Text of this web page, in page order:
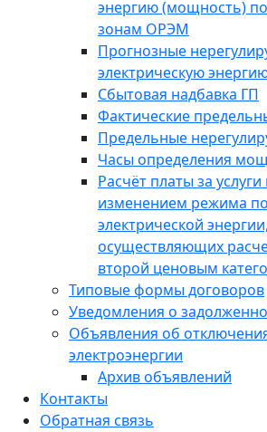
энергию (мощность)
зонам ОРЭМ
Прогнозные
электрическую
Сбытовая надбавка ГП
Фактические
Предельные
Часы определения
Расчёт платы за
изменением режима
электрической энергии,
осуществляющих
второй ценовым
Типовые формы договоров
Уведомления о
Объявления об
электроэнергии
Архив объявлений
Контакты
Обратная связь